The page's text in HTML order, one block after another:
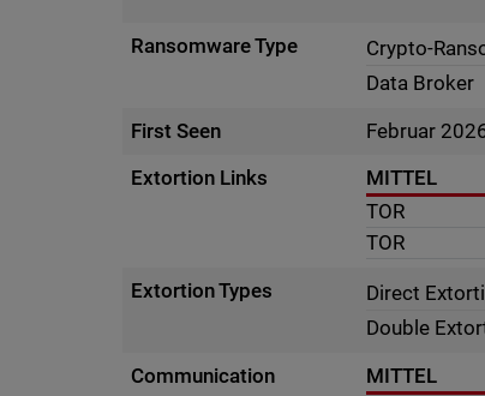
Ransomware Type
Crypto-
Data Broker
First Seen
Februar
Extortion Links
MITTEL
TOR
TOR
Extortion Types
Direct
Double
Communication
MITTEL